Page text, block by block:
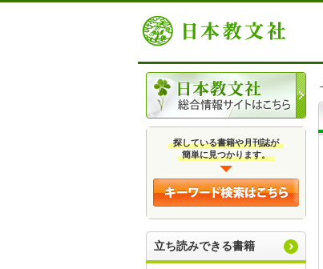
探している書籍や月刊誌が
簡単に見つかります。
立ち読みできる書籍